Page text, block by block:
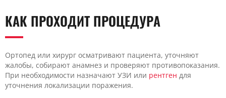
КАК ПРОХОДИТ ПРОЦЕДУРА
Ортопед или хирург осматривают пациента, уточняют
жалобы, собирают анамнез и проверяют противопоказания.
При необходимости назначают УЗИ или рентген для
уточнения локализации поражения.